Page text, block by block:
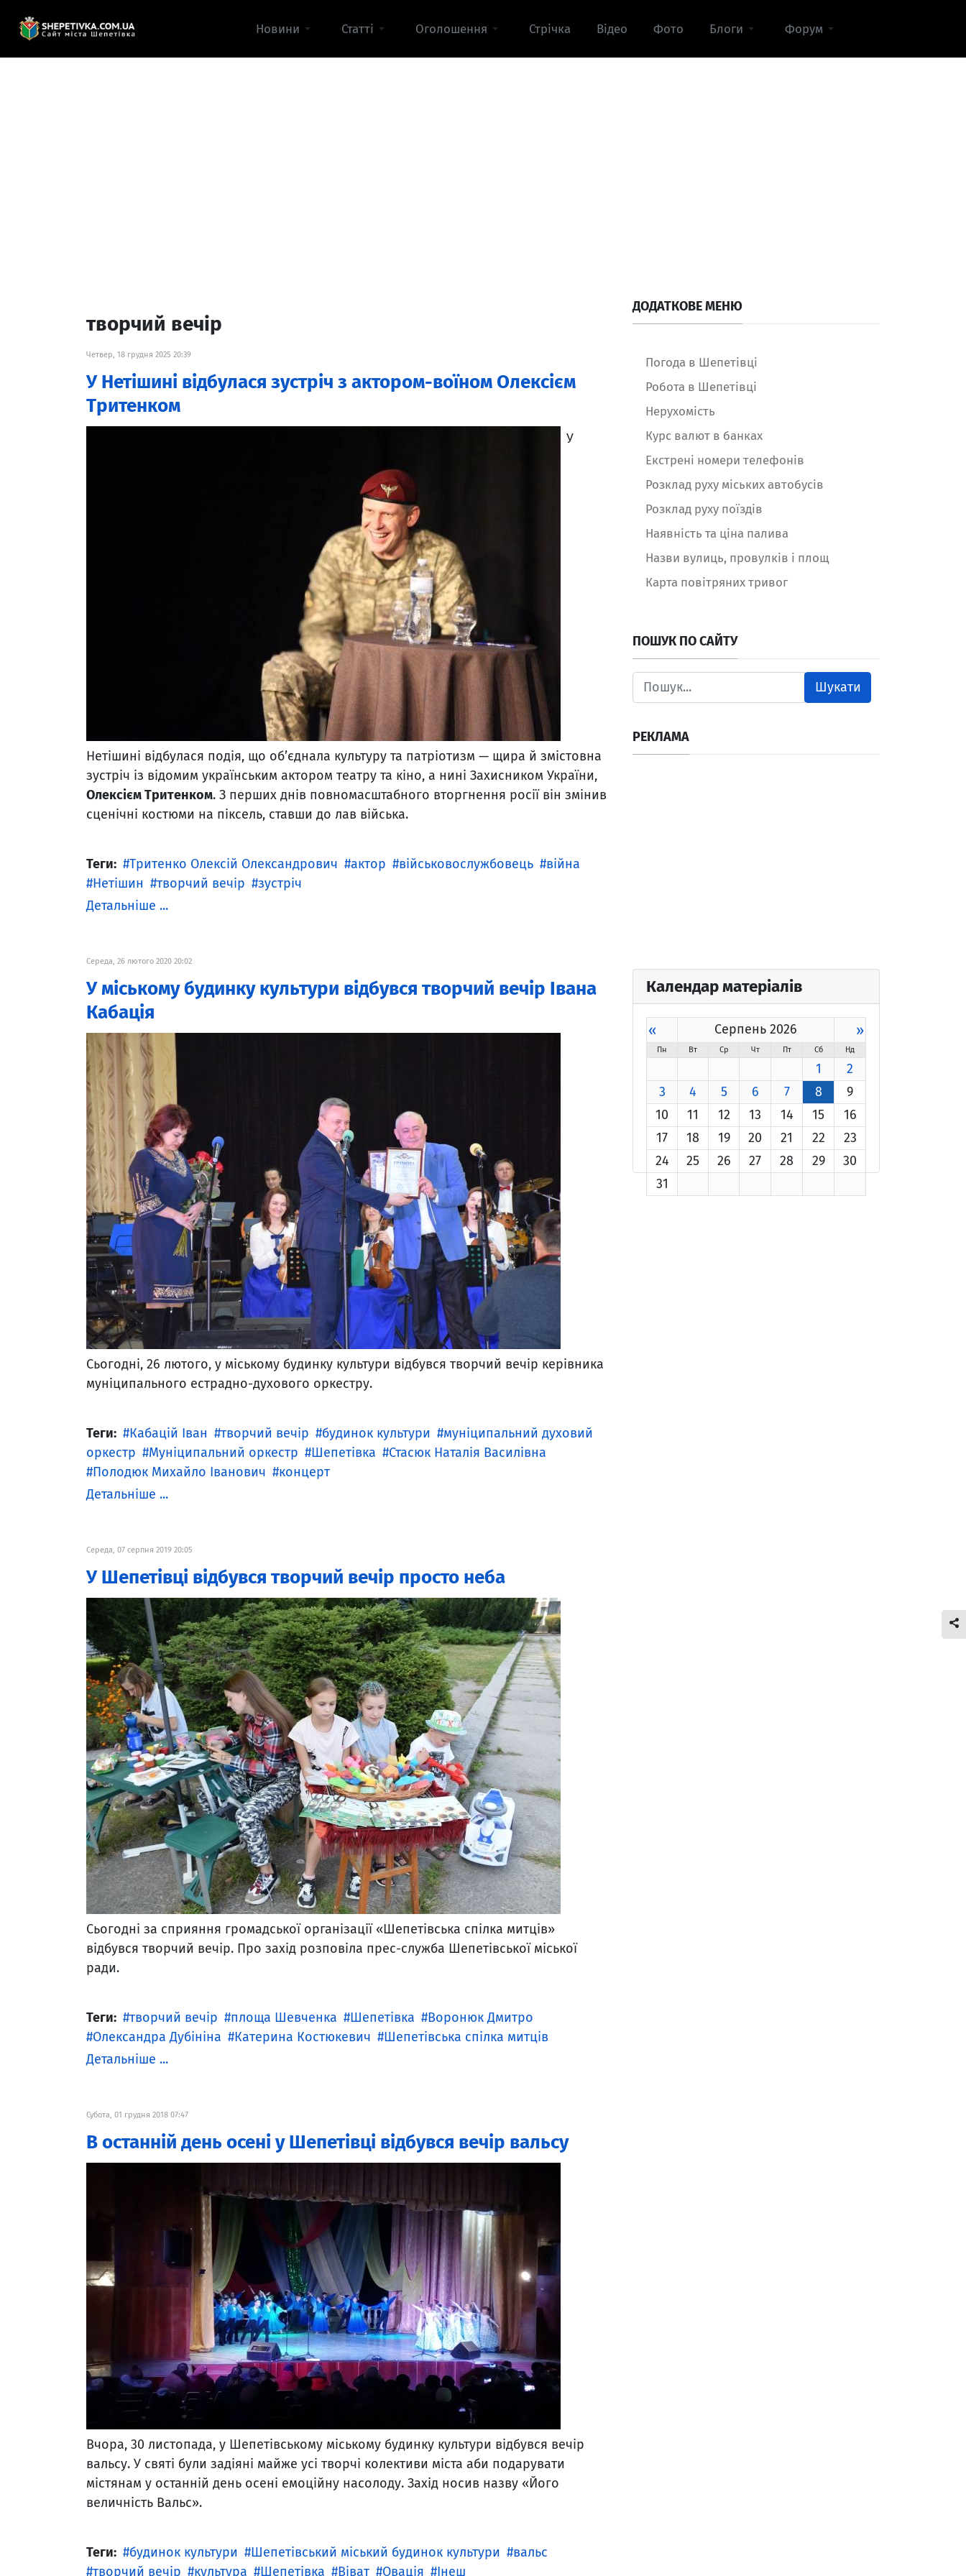
Новини Статті Оголошення Стрічка Відео Фото Блоги Форум
творчий вечір
Четвер, 18 грудня 2025 20:39
У Нетішині відбулася зустріч з актором-воїном Олексієм
Тритенком
У
Нетішині відбулася подія, що об’єднала культуру та патріотизм — щира й змістовна
зустріч із відомим українським актором театру та кіно, а нині Захисником України,
Олексієм Тритенком. З перших днів повномасштабного вторгнення росії він змінив
сценічні костюми на піксель, ставши до лав війська.
Теги: Тритенко Олексій Олександрович актор військовослужбовець
війна
Нетішин
творчий вечір
зустріч
Детальніше ...
Середа, 26 лютого 2020 20:02
У міському будинку культури відбувся творчий вечір Івана
Кабація
Сьогодні, 26 лютого, у міському будинку культури відбувся творчий вечір керівника
муніципального естрадно-духового оркестру.
Теги: Кабацій Іван творчий вечір будинок культури
муніципальний духовий
оркестр
Муніципальний оркестр Шепетівка
Стасюк Наталія Василівна
Полодюк Михайло Іванович
концерт
Детальніше ...
Середа, 07 серпня 2019 20:05
У Шепетівці відбувся творчий вечір просто неба
Сьогодні за сприяння громадської організації «Шепетівська спілка митців»
відбувся творчий вечір. Про захід розповіла прес-служба Шепетівської міської
ради.
Теги: творчий вечір площа Шевченка Шепетівка
Воронюк Дмитро
Олександра Дубініна
Катерина Костюкевич
Шепетівська спілка митців
Детальніше ...
Субота, 01 грудня 2018 07:47
В останній день осені у Шепетівці відбувся вечір вальсу
Вчора, 30 листопада, у Шепетівському міському будинку культури відбувся вечір
вальсу. У святі були задіяні майже усі творчі колективи міста аби подарувати
містянам у останній день осені емоційну насолоду. Захід носив назву «Його
величність Вальс».
Теги: будинок культури Шепетівський міський будинок культури
вальс
творчий вечір
культура Шепетівка Віват Овація Інеш
ДОДАТКОВЕ МЕНЮ
Погода в Шепетівці
Робота в Шепетівці
Нерухомість
Курс валют в банках
Екстрені номери телефонів
Розклад руху міських автобусів
Розклад руху поїздів
Наявність та ціна палива
Назви вулиць, провулків і площ
Карта повітряних тривог
ПОШУК ПО САЙТУ
Шукати
РЕКЛАМА
Календар матеріалів
« Серпень 2026 »
Пн Вт Ср Чт Пт Сб Нд
1
2
3
4 5 6 7 8
9
10
11 12 13 14 15
16
17
18 19 20 21 22
23
24
25 26 27 28 29
30
31